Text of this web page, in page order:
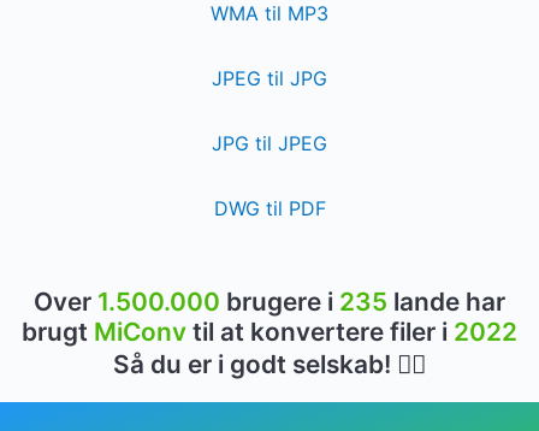
WMA til MP3
JPEG til JPG
JPG til JPEG
DWG til PDF
Over 1.500.000 brugere i 235 lande har
brugt MiConv til at konvertere filer i 2022
Så du er i godt selskab! 👍🏻